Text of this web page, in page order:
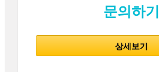
문의하기
상세보기